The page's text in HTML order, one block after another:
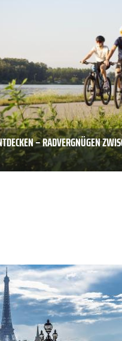
– RADVERGNÜGEN